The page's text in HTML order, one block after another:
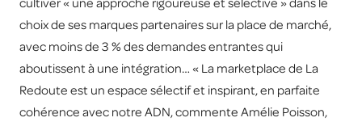
cultiver « une approche rigoureuse et sélective » dans le
choix de ses marques partenaires sur la place de marché,
avec moins de 3 % des demandes entrantes qui
aboutissent à une intégration… « La marketplace de La
Redoute est un espace sélectif et inspirant, en parfaite
cohérence avec notre ADN, commente Amélie Poisson,